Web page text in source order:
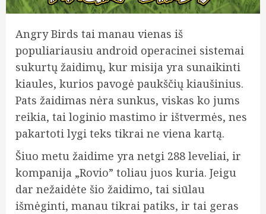
Angry Birds tai manau vienas iš
populiariausiu android operacinei sistemai
sukurtų žaidimų, kur misija yra sunaikinti
kiaules, kurios pavogė paukščių kiaušinius.
Pats žaidimas nėra sunkus, viskas ko jums
reikia, tai loginio mastimo ir ištvermės, nes
pakartoti lygi teks tikrai ne viena kartą.
Šiuo metu žaidime yra netgi 288 leveliai, ir
kompanija „Rovio” toliau juos kuria. Jeigu
dar nežaidėte šio žaidimo, tai siūlau
išmėginti, manau tikrai patiks, ir tai geras